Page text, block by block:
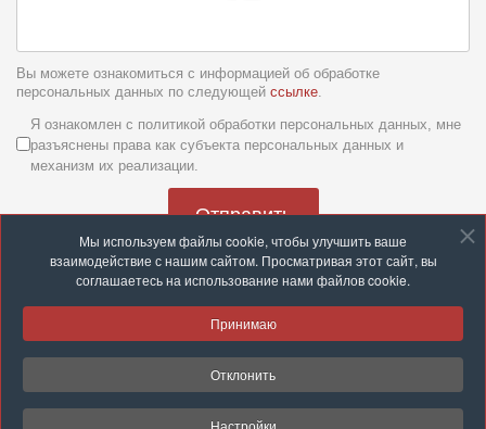
Мы используем файлы cookie, чтобы улучшить ваше
взаимодействие с нашим сайтом. Просматривая этот сайт, вы
соглашаетесь на использование нами файлов cookie.
Принимаю
Отклонить
Настройки
Вы можете ознакомиться с информацией об обработке
персональных данных по следующей ссылке.
Условия обслуживания *
Я ознакомлен с политикой обработки персональных данных, мне
разъяснены права как субъекта персональных данных и
механизм их реализации.
Отправить
Разработка и техподдержка:site-support.by